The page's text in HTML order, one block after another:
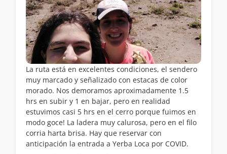
La ruta está en excelentes condiciones, el sendero
muy marcado y señalizado con estacas de color
morado. Nos demoramos aproximadamente 1.5
hrs en subir y 1 en bajar, pero en realidad
estuvimos casi 5 hrs en el cerro porque fuimos en
modo goce! La ladera muy calurosa, pero en el filo
corria harta brisa. Hay que reservar con
anticipación la entrada a Yerba Loca por COVID.